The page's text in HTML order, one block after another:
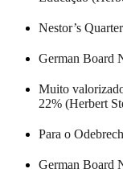
Nestor’s
German Board
Muito
22% (Herbert
Para o
German Board